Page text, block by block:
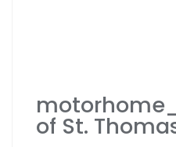
of St.